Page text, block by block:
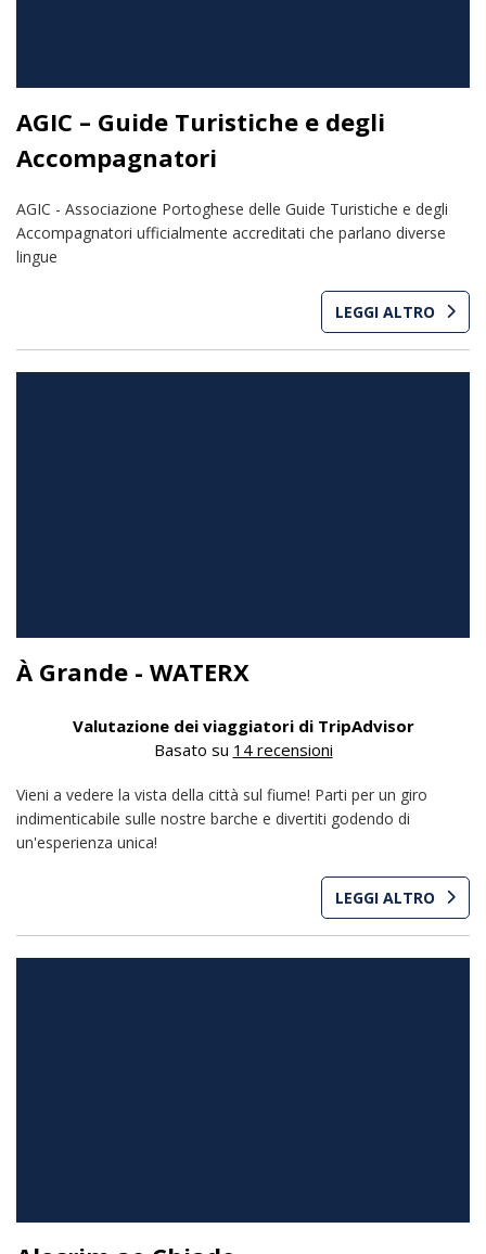
AGIC – Guide Turistiche e degli
Accompagnatori
AGIC - Associazione Portoghese delle Guide Turistiche e degli
Accompagnatori ufficialmente accreditati che parlano diverse
lingue
LEGGI ALTRO
À Grande - WATERX
Valutazione dei viaggiatori di TripAdvisor
Basato su 14 recensioni
Vieni a vedere la vista della città sul fiume! Parti per un giro
indimenticabile sulle nostre barche e divertiti godendo di
un'esperienza unica!
LEGGI ALTRO